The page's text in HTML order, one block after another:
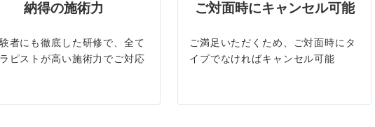
納得の施術力
者にも徹底した研修で、全て
ピストが高い施術力でご対応
ご対面時にキャンセル可能
ご満足いただくため、ご対面時にタ
イプでなければキャンセル可能